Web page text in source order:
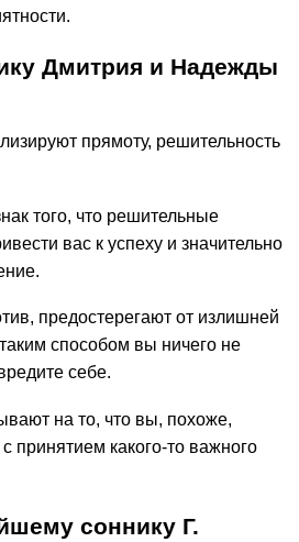
Дмитрия и Надежды
прямоту, решительность
того, что решительные
вас к успеху и значительно
предостерегают от излишней
способом вы ничего не
себе.
на то, что вы, похоже,
принятием какого-то важного
соннику Г.